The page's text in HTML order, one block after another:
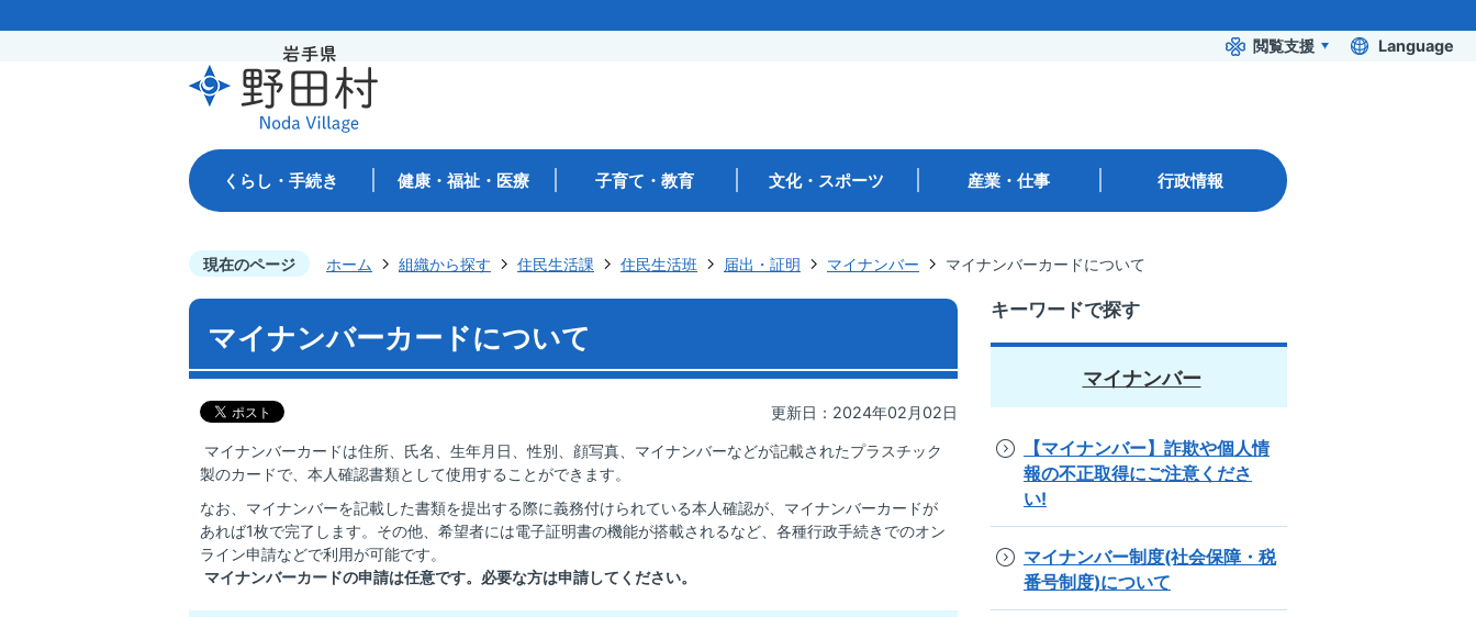
閲覧支援 Language
くらし・手続き 健康・福祉・医療 子育て・教育 文化・スポーツ 産業・仕事 行政情報
現在のページ ホーム 組織から探す 住民生活課 住民生活班 届出・証明 マイナンバー マイナンバーカードについて
マイナンバーカードについて
更新日：2024年02月02日
マイナンバーカードは住所、氏名、生年月日、性別、顔写真、マイナンバーなどが記載されたプラスチック
製のカードで、本人確認書類として使用することができます。
なお、マイナンバーを記載した書類を提出する際に義務付けられている本人確認が、マイナンバーカードが
あれば1枚で完了します。その他、希望者には電子証明書の機能が搭載されるなど、各種行政手続きでのオン
ライン申請などで利用が可能です。
マイナンバーカードの申請は任意です。必要な方は申請してください。
キーワードで探す
マイナンバー
【マイナンバー】詐欺や個人情
報の不正取得にご注意くださ
い!
マイナンバー制度(社会保障・税
番号制度)について